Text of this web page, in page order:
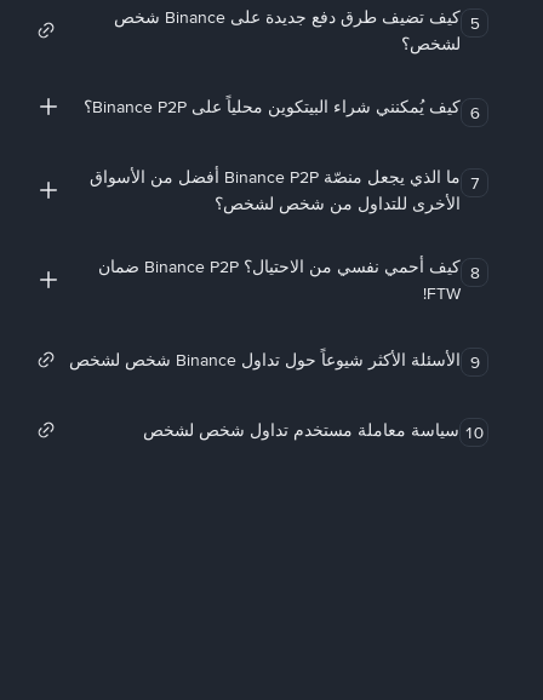
5
كيف تضيف طرق دفع جديدة على Binance شخص
لشخص؟
6 كيف يُمكنني شراء البيتكوين محلياً على Binance P2P؟
7
ما الذي يجعل منصّة Binance P2P أفضل من الأسواق
الأخرى للتداول من شخص لشخص؟
8
كيف أحمي نفسي من الاحتيال؟ Binance P2P ضمان
FTW!
9 الأسئلة الأكثر شيوعاً حول تداول Binance شخص لشخص
10 سياسة معاملة مستخدم تداول شخص لشخص